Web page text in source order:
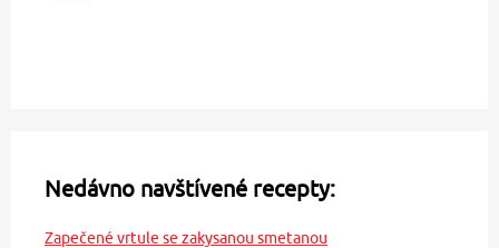
Nedávno navštívené recepty:
Zapečené vrtule se zakysanou smetanou